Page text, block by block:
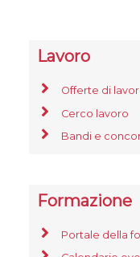
Lavoro
Offerte di
Cerco lavoro
Bandi e
Formazione
Portale della